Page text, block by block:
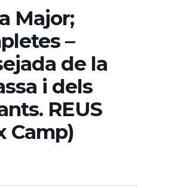
Major;
–
de la
i dels
REUS
Camp)